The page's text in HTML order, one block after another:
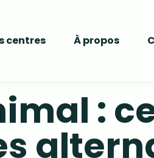
centres À propos
: